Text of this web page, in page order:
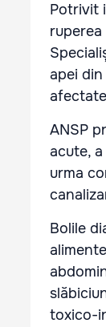
Potrivit
apei
ANSP
acute,
urma
Bolile
toxico-